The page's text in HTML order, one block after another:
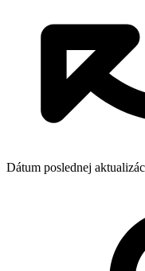
Dátum poslednej